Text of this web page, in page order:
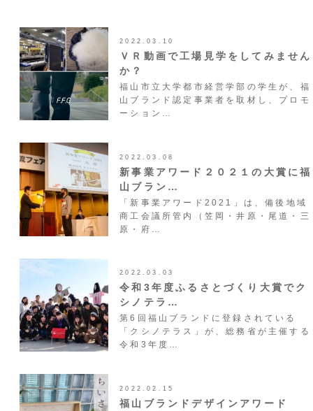
2022.03.10
ＶＲ動画で工場見学をしてみません
か？
福山市立大学都市経営学部の学生が、福
山ブランド認定事業者を取材し、プロモ
ーション…
2022.03.08
新事業アワード２０２１の大賞に福
山ブラン…
「新事業アワード2021」は、備後地域
商工会議所管内（笠岡・井原・尾道・三
原・府…
2022.03.03
令和3年度ふるさとづくり大賞でク
シノテラ…
第6回福山ブランドに登録されている
「クシノテラス」が、総務省が主催する
令和3年度…
2022.02.15
福山ブランドデザインアワード